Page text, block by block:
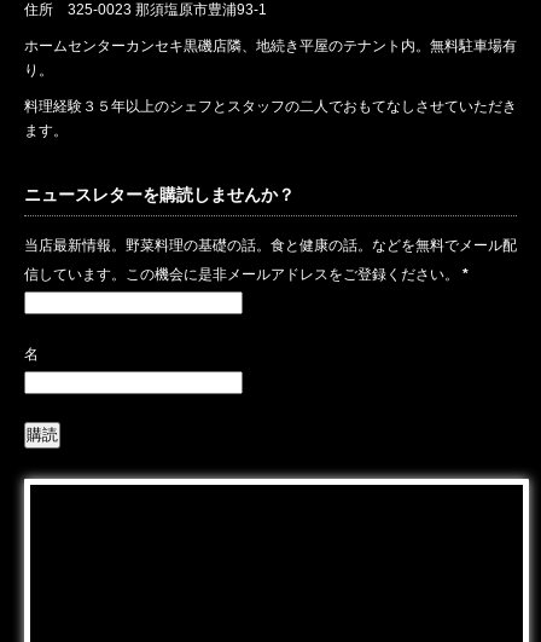
住所 325-0023 那須塩原市豊浦93-1
ホームセンターカンセキ黒磯店隣、地続き平屋のテナント内。無料駐車場有
り。
料理経験３５年以上のシェフとスタッフの二人でおもてなしさせていただき
ます。
ニュースレターを購読しませんか？
当店最新情報。野菜料理の基礎の話。食と健康の話。などを無料でメール配
信しています。この機会に是非メールアドレスをご登録ください。 *
名